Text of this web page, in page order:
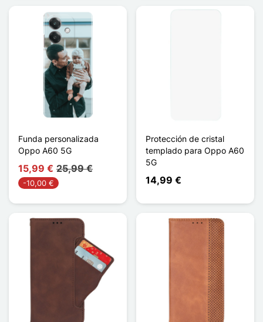
Funda personalizada
Oppo A60 5G
15,99 € 25,99 €
-10,00 €
Protección de cristal
templado para Oppo A60
5G
14,99 €